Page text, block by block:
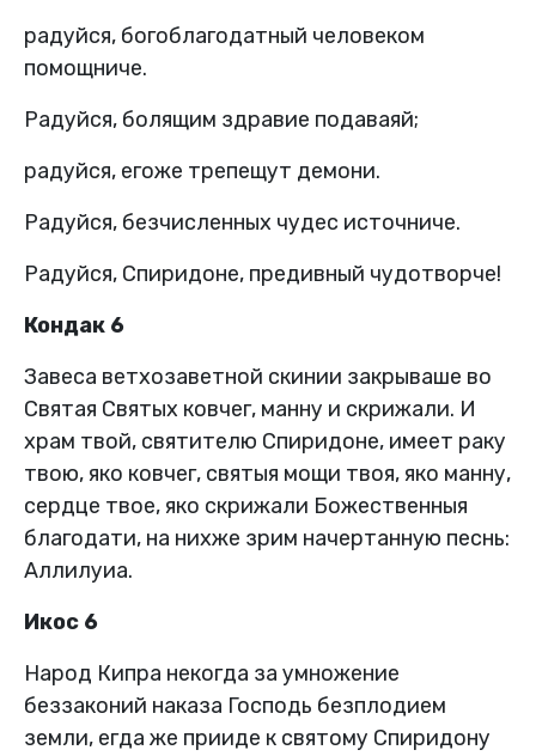
радуйся, богоблагодатный человеком
помощниче.
Радуйся, болящим здравие подаваяй;
радуйся, егоже трепещут демони.
Радуйся, безчисленных чудес источниче.
Радуйся, Спиридоне, предивный чудотворче!
Кондак 6
Завеса ветхозаветной скинии закрываше во
Святая Святых ковчег, манну и скрижали. И
храм твой, святителю Спиридоне, имеет раку
твою, яко ковчег, святыя мощи твоя, яко манну,
сердце твое, яко скрижали Божественныя
благодати, на нихже зрим начертанную песнь:
Аллилуиа.
Икос 6
Народ Кипра некогда за умножение
беззаконий наказа Господь безплодием
земли, егда же прииде к святому Спиридону